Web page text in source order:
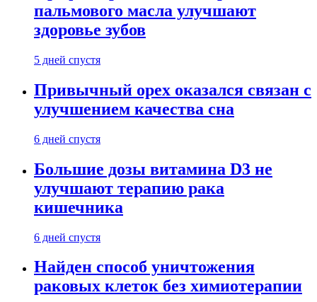
пальмового масла улучшают
здоровье зубов
5 дней спустя
Привычный орех оказался связан с
улучшением качества сна
6 дней спустя
Большие дозы витамина D3 не
улучшают терапию рака
кишечника
6 дней спустя
Найден способ уничтожения
раковых клеток без химиотерапии